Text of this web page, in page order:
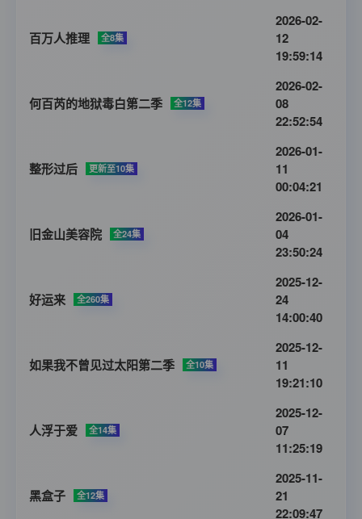
百万人推理 全8集
2026-02-
12
19:59:14
何百芮的地狱毒白第二季 全12集
2026-02-
08
22:52:54
整形过后 更新至10集
2026-01-
11
00:04:21
旧金山美容院 全24集
2026-01-
04
23:50:24
好运来 全260集
2025-12-
24
14:00:40
如果我不曾见过太阳第二季 全10集
2025-12-
11
19:21:10
人浮于爱 全14集
2025-12-
07
11:25:19
黑盒子 全12集
2025-11-
21
22:09:47